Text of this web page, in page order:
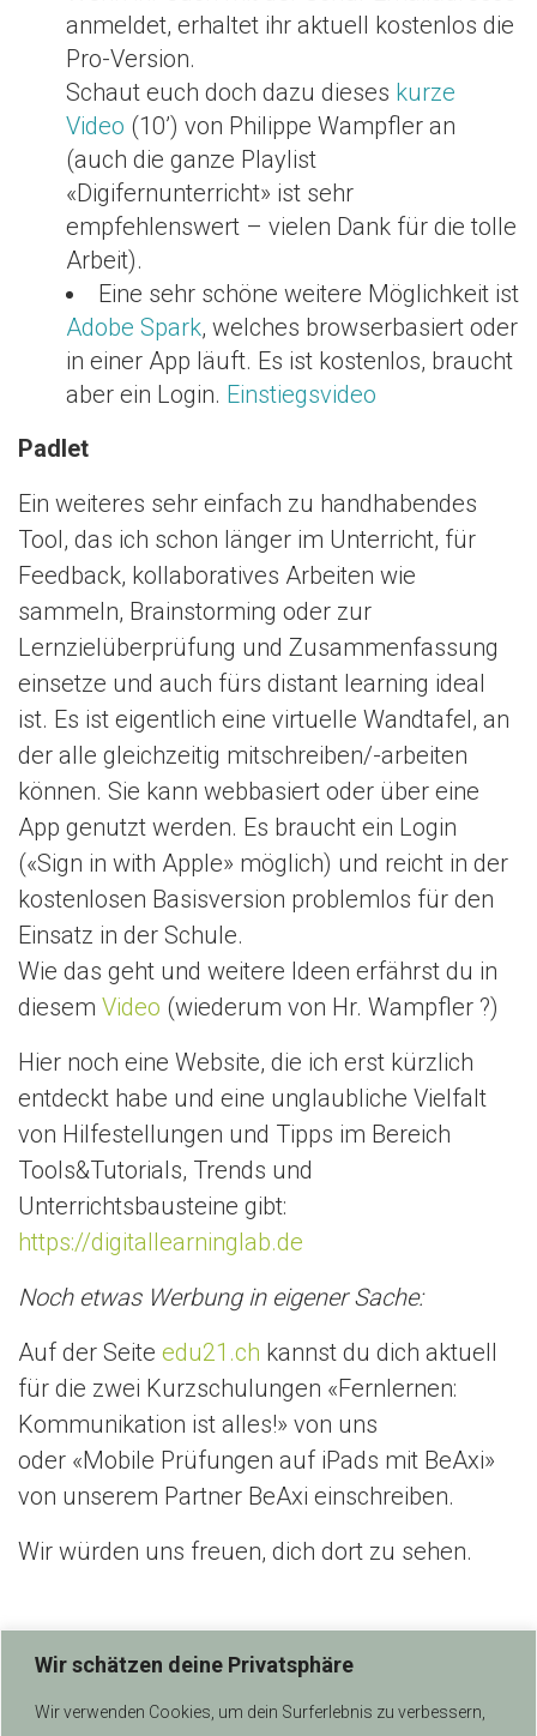
Wir schätzen deine Privatsphäre
Wir verwenden Cookies, um dein Surferlebnis zu verbessern,
anmeldet, erhaltet ihr aktuell kostenlos die
Pro-Version.
Schaut euch doch dazu dieses kurze
Video (10’) von Philippe Wampfler an
(auch die ganze Playlist
«Digifernunterricht» ist sehr
empfehlenswert – vielen Dank für die tolle
Arbeit).
Eine sehr schöne weitere Möglichkeit ist
Adobe Spark, welches browserbasiert oder
in einer App läuft. Es ist kostenlos, braucht
aber ein Login. Einstiegsvideo
Padlet
Ein weiteres sehr einfach zu handhabendes
Tool, das ich schon länger im Unterricht, für
Feedback, kollaboratives Arbeiten wie
sammeln, Brainstorming oder zur
Lernzielüberprüfung und Zusammenfassung
einsetze und auch fürs distant learning ideal
ist. Es ist eigentlich eine virtuelle Wandtafel, an
der alle gleichzeitig mitschreiben/-arbeiten
können. Sie kann webbasiert oder über eine
App genutzt werden. Es braucht ein Login
(«Sign in with Apple» möglich) und reicht in der
kostenlosen Basisversion problemlos für den
Einsatz in der Schule.
Wie das geht und weitere Ideen erfährst du in
diesem Video (wiederum von Hr. Wampfler ?)
Hier noch eine Website, die ich erst kürzlich
entdeckt habe und eine unglaubliche Vielfalt
von Hilfestellungen und Tipps im Bereich
Tools&Tutorials, Trends und
Unterrichtsbausteine gibt:
https://digitallearninglab.de
Noch etwas Werbung in eigener Sache:
Auf der Seite edu21.ch kannst du dich aktuell
für die zwei Kurzschulungen «Fernlernen:
Kommunikation ist alles!» von uns
oder «Mobile Prüfungen auf iPads mit BeAxi»
von unserem Partner BeAxi einschreiben.
Wir würden uns freuen, dich dort zu sehen.